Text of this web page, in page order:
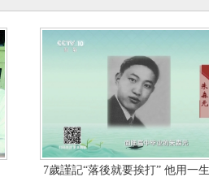
7歲謹記“落後就要挨打” 他用一